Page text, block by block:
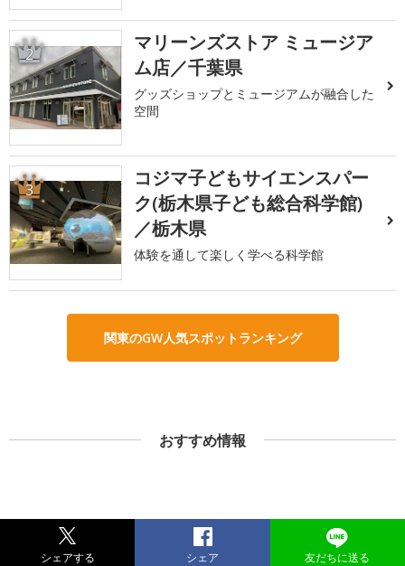
2
マリーンズストア ミュージア
ム店／千葉県
グッズショップとミュージアムが融合した
空間
3
コジマ子どもサイエンスパー
ク(栃木県子ども総合科学館)
／栃木県
体験を通して楽しく学べる科学館
関東のGW人気スポットランキング
おすすめ情報
シェアする シェア 友だちに送る